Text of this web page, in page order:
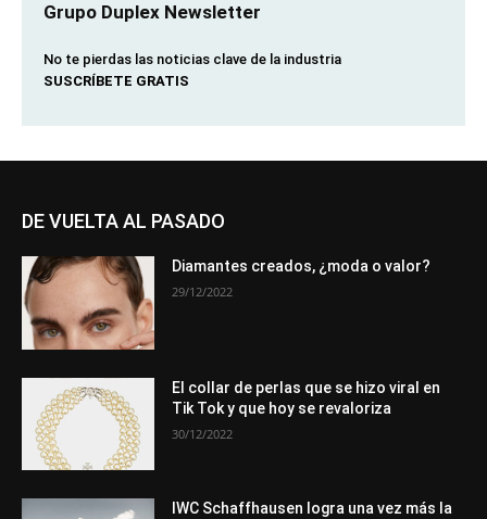
Grupo Duplex Newsletter
No te pierdas las noticias clave de la industria
SUSCRÍBETE GRATIS
DE VUELTA AL PASADO
Diamantes creados, ¿moda o valor?
29/12/2022
El collar de perlas que se hizo viral en
Tik Tok y que hoy se revaloriza
30/12/2022
IWC Schaffhausen logra una vez más la